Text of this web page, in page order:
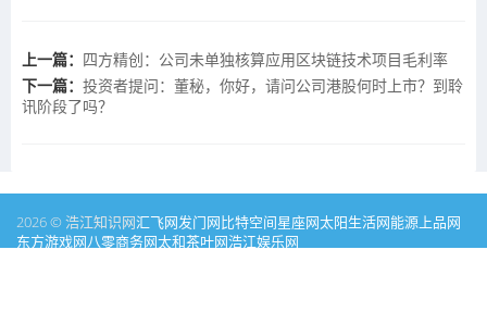
上一篇： 四方精创：公司未单独核算应用区块链技术项目毛利率
下一篇： 投资者提问：董秘，你好，请问公司港股何时上市？到聆
讯阶段了吗？
2026 © 浩江知识网汇飞网发门网比特空间星座网太阳生活网能源 上品网
东方游戏网八零商务网太和茶叶网浩江娱乐网